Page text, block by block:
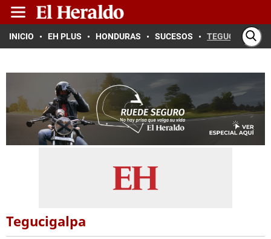
INICIO EH PLUS HONDURAS SUCESOS TEGUCIGALPA
Tegucigalpa